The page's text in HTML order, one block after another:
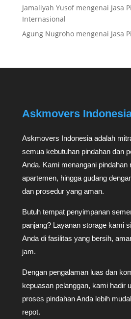
Jamaliyah Yusofmengenai Jasa
Internasional
Agung Nugrohomengenai Jasa
Askmovers
Askmovers Indonesia adalah
semua kebutuhan pindahan dan
Anda. Kami menangani pindahan
apartemen, hingga gudang
dan prosedur yang aman.
Butuh tempat penyimpanan
panjang? Layanan storage kami
Anda di fasilitas yang bersih,
jam.
Dengan pengalaman luas dan
kepuasan pelanggan, kami hadir
proses pindahan Anda lebih
repot.